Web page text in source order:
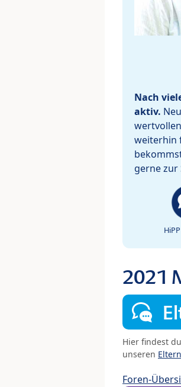
Nach
aktiv.
weiterhin
gerne zur
2021
Hier findest
unseren
Foren-